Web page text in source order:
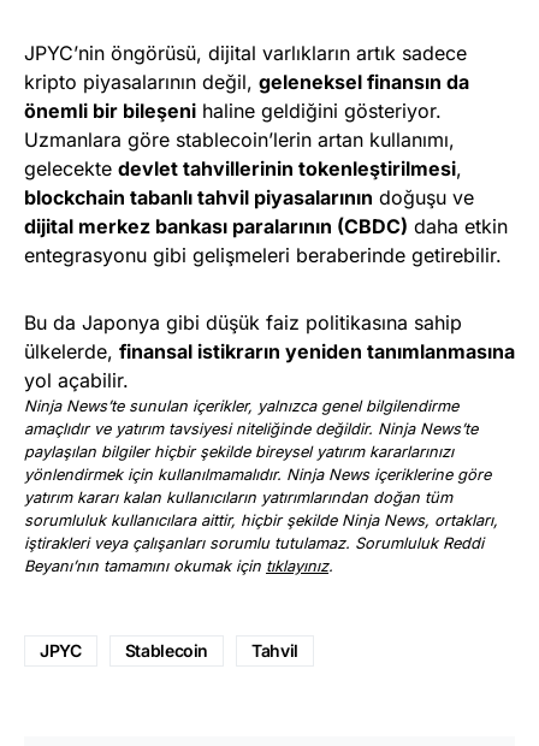
JPYC’nin öngörüsü, dijital varlıkların artık sadece
kripto piyasalarının değil, geleneksel finansın da
önemli bir bileşeni haline geldiğini gösteriyor.
Uzmanlara göre stablecoin’lerin artan kullanımı,
gelecekte devlet tahvillerinin tokenleştirilmesi,
blockchain tabanlı tahvil piyasalarının doğuşu ve
dijital merkez bankası paralarının (CBDC) daha etkin
entegrasyonu gibi gelişmeleri beraberinde getirebilir.
Bu da Japonya gibi düşük faiz politikasına sahip
ülkelerde, finansal istikrarın yeniden tanımlanmasına
yol açabilir.
Ninja News’te sunulan içerikler, yalnızca genel bilgilendirme
amaçlıdır ve yatırım tavsiyesi niteliğinde değildir. Ninja News’te
paylaşılan bilgiler hiçbir şekilde bireysel yatırım kararlarınızı
yönlendirmek için kullanılmamalıdır. Ninja News içeriklerine göre
yatırım kararı kalan kullanıcıların yatırımlarından doğan tüm
sorumluluk kullanıcılara aittir, hiçbir şekilde Ninja News, ortakları,
iştirakleri veya çalışanları sorumlu tutulamaz. Sorumluluk Reddi
Beyanı’nın tamamını okumak için tıklayınız.
JPYC Stablecoin Tahvil